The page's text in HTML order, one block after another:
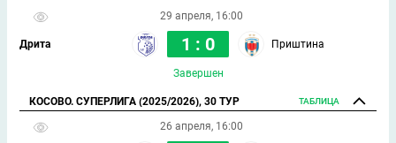
29 апреля, 16:00
Дрита 1 : 0 Приштина
Завершен
КОСОВО. СУПЕРЛИГА (2025/2026), 30 ТУР ТАБЛИЦА
26 апреля, 16:00